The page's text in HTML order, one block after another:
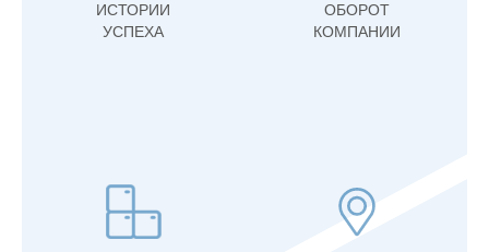
ИСТОРИИ
УСПЕХА
ОБОРОТ
КОМПАНИИ